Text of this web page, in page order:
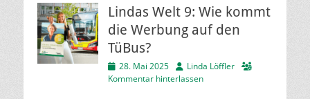
Lindas Welt 9: Wie kommt
die Werbung auf den
TüBus?
Veröffentlicht
am
28. Mai 2025 AutorLinda Löffler
Kommentar hinterlassen